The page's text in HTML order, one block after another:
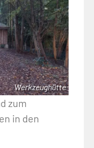
Werkzeughütte
zum
in den